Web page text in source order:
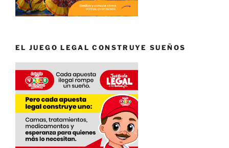
EL JUEGO LEGAL CONSTRUYE SUEÑOS